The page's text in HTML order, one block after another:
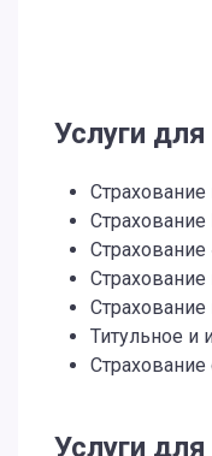
Услуги
Страхование
Титульное и
Страхование
Услуги